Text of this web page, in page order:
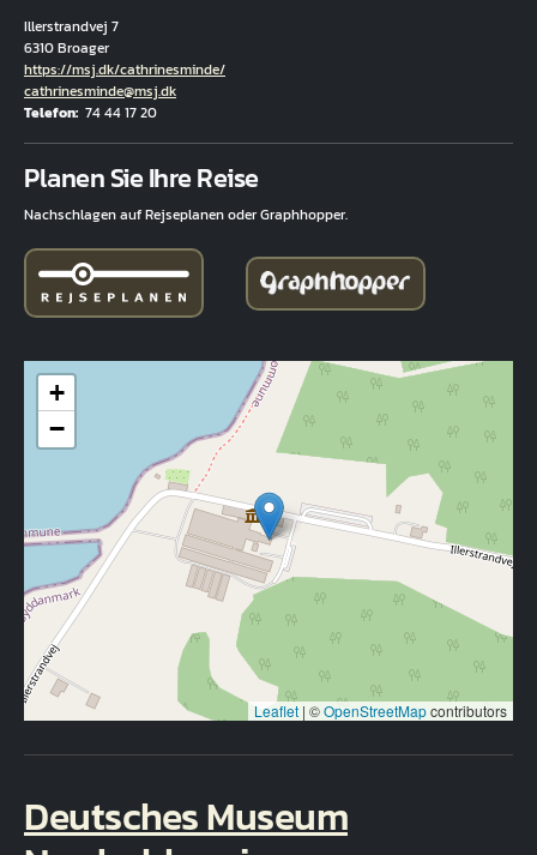
Illerstrandvej 7
6310 Broager
Hjemmeside
https://msj.dk/cathrinesminde/
E-Mail
cathrinesminde@msj.dk
Telefon 74 44 17 20
Planen Sie Ihre Reise
Nachschlagen auf Rejseplanen oder Graphhopper.
+
−
Leaflet | ©OpenStreetMapcontributors
Deutsches Museum